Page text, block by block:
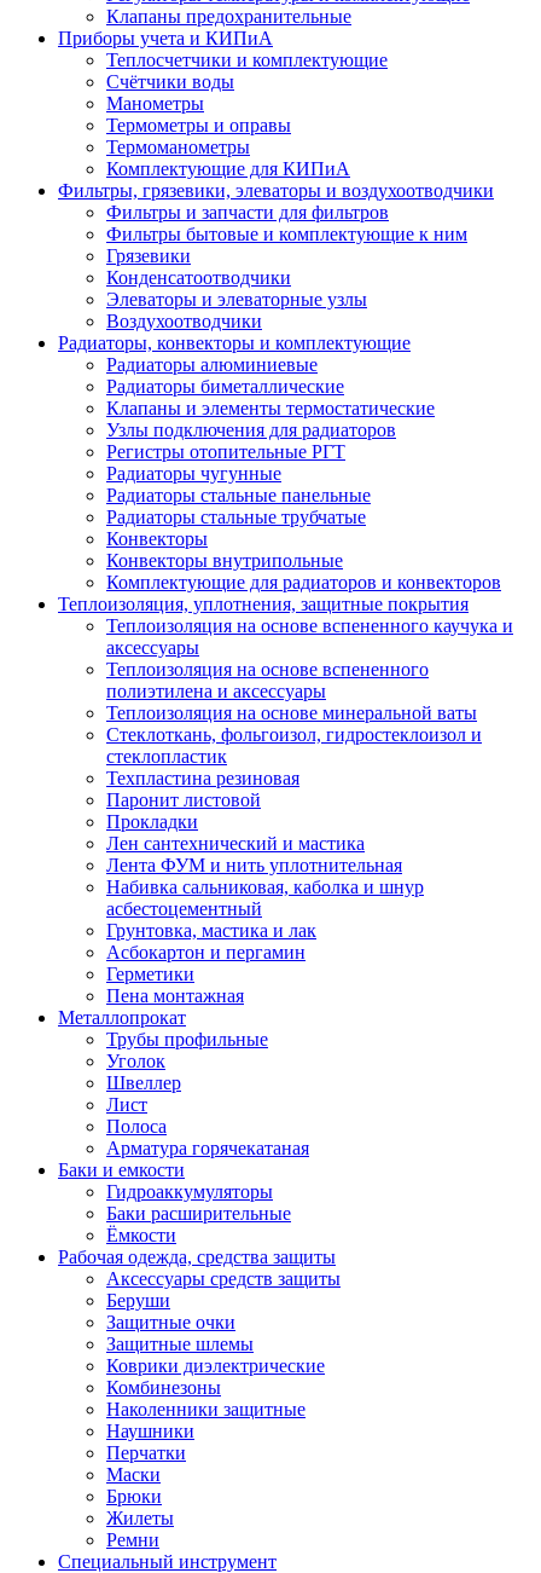
Клапаны предохранительные
Приборы учета и КИПиА
Теплосчетчики и комплектующие
Счётчики воды
Манометры
Термометры и оправы
Термоманометры
Комплектующие для КИПиА
Фильтры, грязевики, элеваторы и воздухоотводчики
Фильтры и запчасти для фильтров
Фильтры бытовые и комплектующие к ним
Грязевики
Конденсатоотводчики
Элеваторы и элеваторные узлы
Воздухоотводчики
Радиаторы, конвекторы и комплектующие
Радиаторы алюминиевые
Радиаторы биметаллические
Клапаны и элементы термостатические
Узлы подключения для радиаторов
Регистры отопительные РГТ
Радиаторы чугунные
Радиаторы стальные панельные
Радиаторы стальные трубчатые
Конвекторы
Конвекторы внутрипольные
Комплектующие для радиаторов и конвекторов
Теплоизоляция, уплотнения, защитные покрытия
Теплоизоляция на основе вспененного каучука и
аксессуары
Теплоизоляция на основе вспененного
полиэтилена и аксессуары
Теплоизоляция на основе минеральной ваты
Стеклоткань, фольгоизол, гидростеклоизол и
стеклопластик
Техпластина резиновая
Паронит листовой
Прокладки
Лен сантехнический и мастика
Лента ФУМ и нить уплотнительная
Набивка сальниковая, каболка и шнур
асбестоцементный
Грунтовка, мастика и лак
Асбокартон и пергамин
Герметики
Пена монтажная
Металлопрокат
Трубы профильные
Уголок
Швеллер
Лист
Полоса
Арматура горячекатаная
Баки и емкости
Гидроаккумуляторы
Баки расширительные
Ёмкости
Рабочая одежда, средства защиты
Аксессуары средств защиты
Беруши
Защитные очки
Защитные шлемы
Коврики диэлектрические
Комбинезоны
Наколенники защитные
Наушники
Перчатки
Маски
Брюки
Жилеты
Ремни
Специальный инструмент